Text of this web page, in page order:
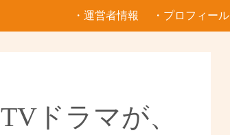
・運営者情報 ・プロフィール
ドラマが、